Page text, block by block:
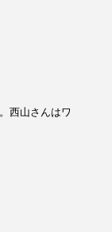
西山さんはワ